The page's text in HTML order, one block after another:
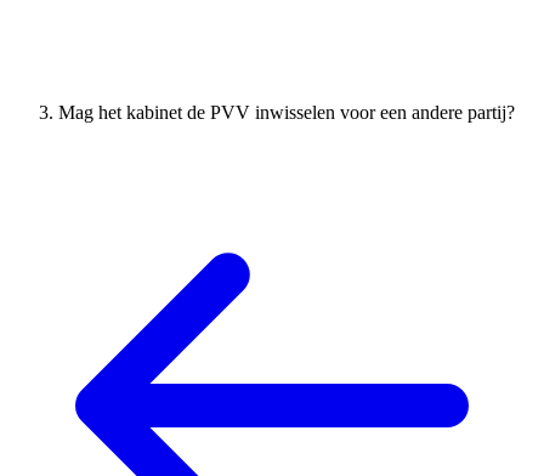
Mag het kabinet de PVV inwisselen voor een andere partij?